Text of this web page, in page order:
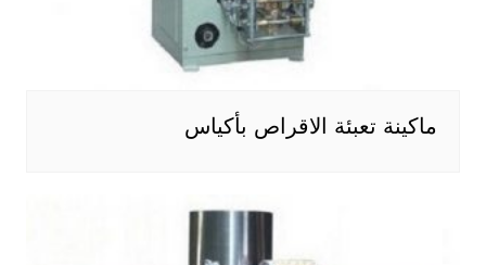
ماكينة تعبئة الاقراص بأكياس